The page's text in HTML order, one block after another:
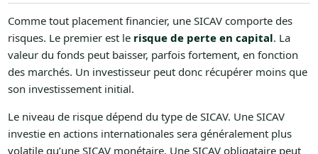
Comme tout placement financier, une SICAV comporte des
risques. Le premier est le risque de perte en capital. La
valeur du fonds peut baisser, parfois fortement, en fonction
des marchés. Un investisseur peut donc récupérer moins que
son investissement initial.
Le niveau de risque dépend du type de SICAV. Une SICAV
investie en actions internationales sera généralement plus
volatile qu’une SICAV monétaire. Une SICAV obligataire peut